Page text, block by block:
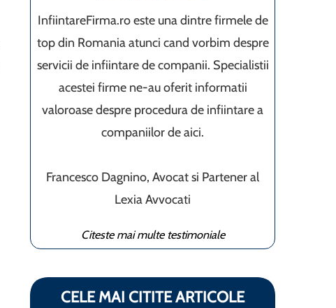
InfiintareFirma.ro este una dintre firmele de
top din Romania atunci cand vorbim despre
servicii de infiintare de companii. Specialistii
acestei firme ne-au oferit informatii
valoroase despre procedura de infiintare a
companiilor de aici.
Francesco Dagnino, Avocat si Partener al
Lexia Avvocati
Citeste mai multe testimoniale
CELE MAI CITITE ARTICOLE